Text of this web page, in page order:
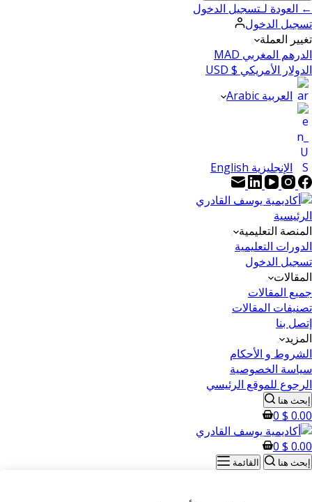
← العودة لـتسجيل الدخول
تسجيل الدخول
تغيير العملة
الدرهم المغربي MAD
الدولار الأمريكي $ USD
العربية Arabic
الإنجليزية English
الرئيسية
المنصة التعليمية
الدورات التعليمية
تسجيل الدخول
المقالات
جميع المقالات
تصنيفات المقالات
إتصل بنا
المزيد
الشروط و الأحكام
سياسة الخصوصية
الرجوع للموقع الرئيسي
إبحث هنا
0.00
$
0
0.00
$
0
إبحث هنا القائمة